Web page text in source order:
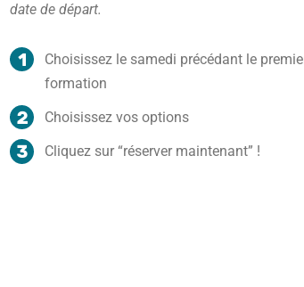
date de départ.
Choisissez le samedi précédant le
formation
Choisissez vos options
Cliquez sur “réserver maintenant” !